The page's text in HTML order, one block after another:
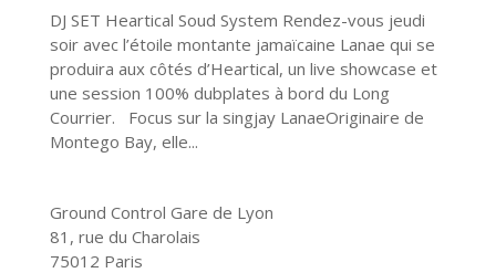
DJ SET Heartical Soud System Rendez-vous jeudi
soir avec l’étoile montante jamaïcaine Lanae qui se
produira aux côtés d’Heartical, un live showcase et
une session 100% dubplates à bord du Long
Courrier. Focus sur la singjay LanaeOriginaire de
Montego Bay, elle...
Ground Control Gare de Lyon
81, rue du Charolais
75012 Paris